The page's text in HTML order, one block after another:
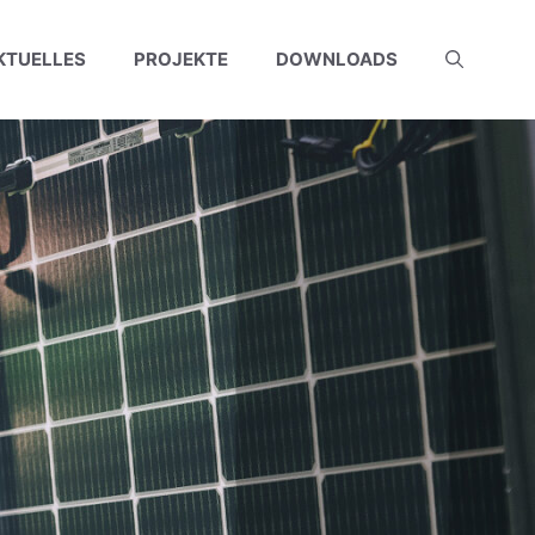
PROJEKTE DOWNLOADS